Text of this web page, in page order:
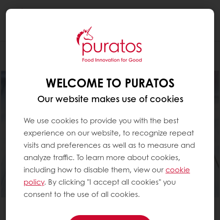
Parempi työstettävyys ja säilyvyys
WELCOME TO PURATOS
Our website makes use of cookies
We use cookies to provide you with the best
experience on our website, to recognize repeat
visits and preferences as well as to measure and
analyze traffic. To learn more about cookies,
including how to disable them, view ourcookie
policy. By clicking "I accept all cookies" you
consent to the use of all cookies.